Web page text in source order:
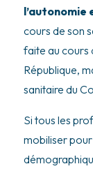
l’autonomie
cours de son
faite au cours
République,
sanitaire du
Si tous les
mobiliser